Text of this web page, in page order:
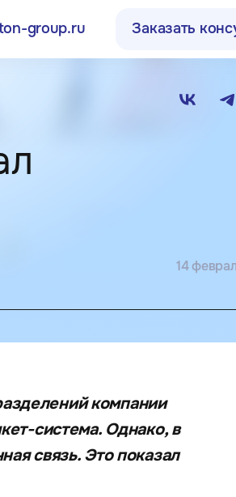
group.ru Заказать
sales@proton-
д Электродный,
8а, оф. 19
14
компании
система. Однако, в
связь. Это показал